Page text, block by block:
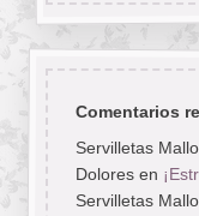
Comentarios
Servilletas
Doloresen
Servilletas